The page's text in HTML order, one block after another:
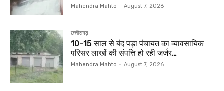
Mahendra Mahto - August 7, 2026
छत्तीसगढ़
10–15 साल से बंद पड़ा पंचायत का व्यावसायिक
परिसर लाखों की संपत्ति हो रही जर्जर…
Mahendra Mahto - August 7, 2026